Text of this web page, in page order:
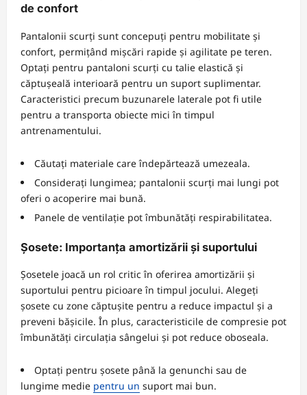
de confort
Pantalonii scurți sunt concepuți pentru mobilitate și
confort, permițând mișcări rapide și agilitate pe teren.
Optați pentru pantaloni scurți cu talie elastică și
căptușeală interioară pentru un suport suplimentar.
Caracteristici precum buzunarele laterale pot fi utile
pentru a transporta obiecte mici în timpul
antrenamentului.
Căutați materiale care îndepărtează umezeala.
Considerați lungimea; pantalonii scurți mai lungi pot
oferi o acoperire mai bună.
Panele de ventilație pot îmbunătăți respirabilitatea.
Șosete: Importanța amortizării și suportului
Șosetele joacă un rol critic în oferirea amortizării și
suportului pentru picioare în timpul jocului. Alegeți
șosete cu zone căptușite pentru a reduce impactul și a
preveni bășicile. În plus, caracteristicile de compresie pot
îmbunătăți circulația sângelui și pot reduce oboseala.
Optați pentru șosete până la genunchi sau de
lungime medie pentru un suport mai bun.